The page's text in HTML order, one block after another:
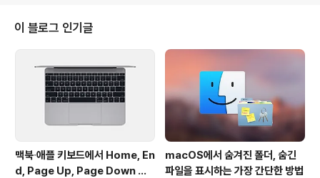
할을 제대로 하지 못할 것 같습니다.많은 지식이 요구되는
애플스크립트나 오토메이터에 의지하지 않고도 복잡한 작
업을 자동화할 수 있다는 것이 이 앱의 가장 큰 장점이자 특
징입니다. 마치 음악이나 동영상을 녹화할 때처럼 일련의
작업을 아주 간단하게 녹화할 수 있습니다. 사실 매크로 프
로그램은 각종 온..
이 블로그 인기글
맥북∙애플 키보드에서 Home, En
d, Page Up, Page Down 키
macOS에서 숨겨진 폴더, 숨긴
파일을 표시하는 가장 간단한 방법